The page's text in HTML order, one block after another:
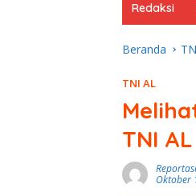
Redaksi
Beranda
TNI AL
TNI AL
Oktober